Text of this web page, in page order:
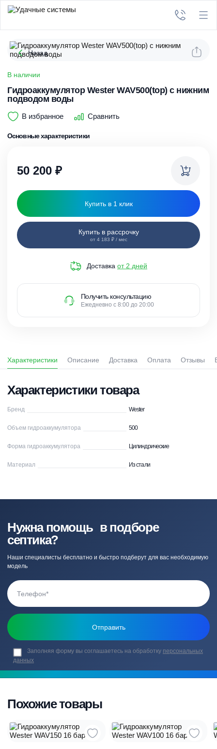
Назад
В наличии
Гидроаккумулятор Wester WAV500(top) c нижним
подводом воды
В избранное Сравнить
Основные характеристики
50 200 ₽
Купить в 1 клик
Купить в рассрочку
от 4 183 ₽ / мес
Доставка от 2 дней
Получить консультацию
Ежедневно с 8:00 до 20:00
Характеристики Описание Доставка Оплата Отзывы
Характеристики товара
Бренд Wester
Объем гидроаккумулятора 500
Форма гидроаккумулятора Цилиндрические
Материал Из стали
Нужна помощь в подборе
септика?
Наши специалисты бесплатно и быстро подберут для вас необходимую
модель
Заполняя форму вы соглашаетесь на обработку персональных
данных
Похожие товары